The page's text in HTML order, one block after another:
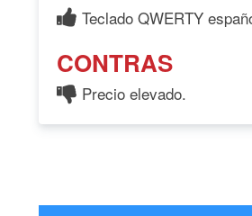
Teclado QWERTY
CONTRAS
Precio elevado.